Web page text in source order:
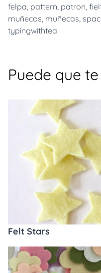
felpa, pattern, patron,
muñecos, muñecas,
typingwithtea
Puede que
Felt Stars